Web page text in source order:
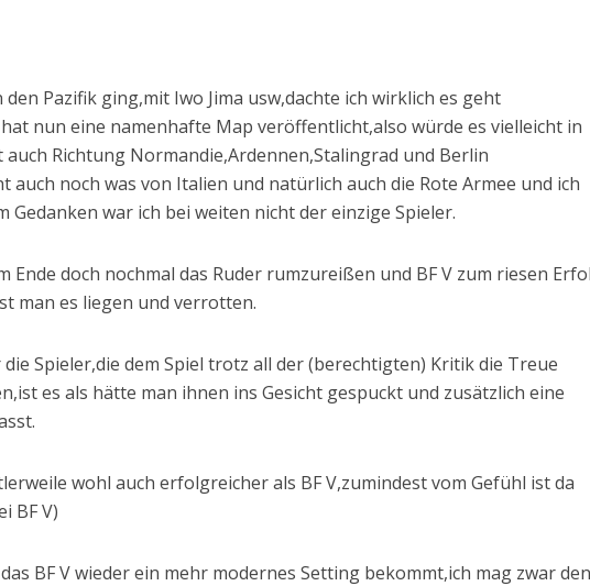
den Pazifik ging,mit Iwo Jima usw,dachte ich wirklich es geht
nun eine namenhafte Map veröffentlicht,also würde es vielleicht in
Richtung Normandie,Ardennen,Stalingrad und Berlin
auch noch was von Italien und natürlich auch die Rote Armee und ich
Gedanken war ich bei weiten nicht der einzige Spieler.
Ende doch nochmal das Ruder rumzureißen und BF V zum riesen
man es liegen und verrotten.
Spieler,die dem Spiel trotz all der (berechtigten) Kritik die Treue
es als hätte man ihnen ins Gesicht gespuckt und zusätzlich eine
wohl auch erfolgreicher als BF V,zumindest vom Gefühl ist da
BF V)
BF V wieder ein mehr modernes Setting bekommt,ich mag zwar den